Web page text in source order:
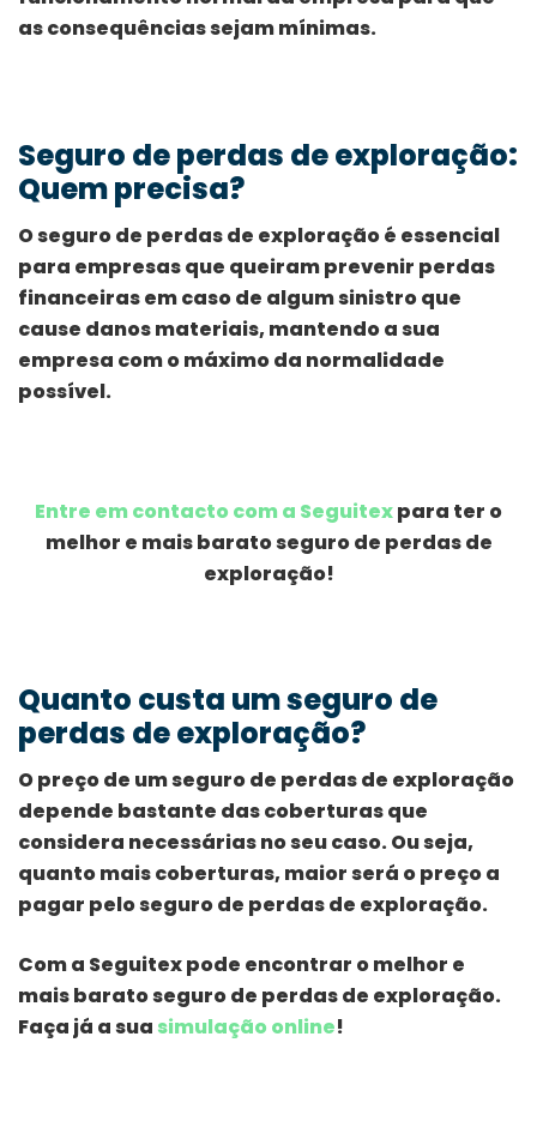
as consequências sejam mínimas.
Seguro de perdas de exploração:
Quem precisa?
O seguro de perdas de exploração é essencial
para empresas que queiram prevenir perdas
financeiras em caso de algum sinistro que
cause danos materiais, mantendo a sua
empresa com o máximo da normalidade
possível.
Entre em contacto com a Seguitexpara ter o
melhor e mais barato seguro de perdas de
exploração!
Quanto custa um seguro de
perdas de exploração?
O preço de um seguro de perdas de exploração
depende bastante das coberturas que
considera necessárias no seu caso. Ou seja,
quanto mais coberturas, maior será o preço a
pagar pelo seguro de perdas de exploração.
Com a Seguitex pode encontrar o melhor e
mais barato seguro de perdas de exploração.
Faça já a sua simulação online!